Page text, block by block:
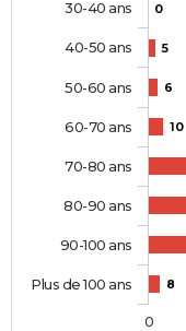
0
5
6
10
8
30-40 ans
40-50 ans
50-60 ans
60-70 ans
70-80 ans
80-90 ans
90-100 ans
Plus de 100 ans
0